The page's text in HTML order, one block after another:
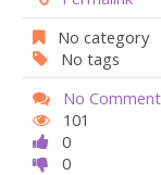
o
o
k
A
p
p
No category
No tags
No
101
0
0